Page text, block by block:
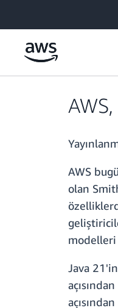
AWS
olan
modelleri
Java